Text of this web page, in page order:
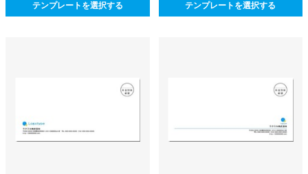
テンプレートを選択する テンプレートを選択する